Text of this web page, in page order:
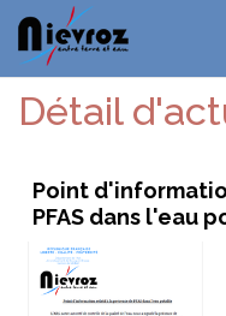
Détail
Point
PFAS dans l'eau